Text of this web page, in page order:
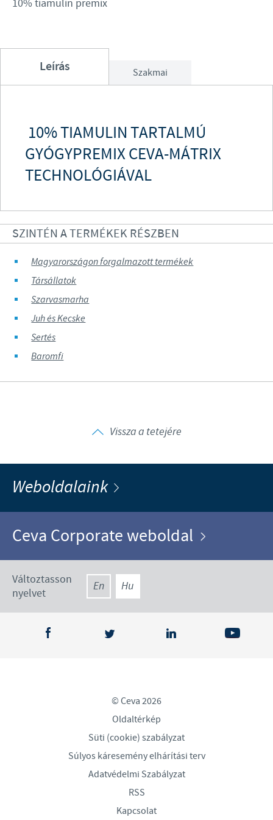
10% tiamulin premix
Leírás Szakmai
10% TIAMULIN TARTALMÚ
GYÓGYPREMIX CEVA-MÁTRIX
TECHNOLÓGIÁVAL
SZINTÉN A TERMÉKEK RÉSZBEN
Magyarországon forgalmazott termékek
Társállatok
Szarvasmarha
Juh és Kecske
Sertés
Baromfi
Vissza a tetejére
Weboldalaink
Ceva Corporate weboldal
Változtasson
nyelvet
En Hu
© Ceva 2026
Oldaltérkép
Süti (cookie) szabályzat
Súlyos káresemény elhárítási terv
Adatvédelmi Szabályzat
RSS
Kapcsolat